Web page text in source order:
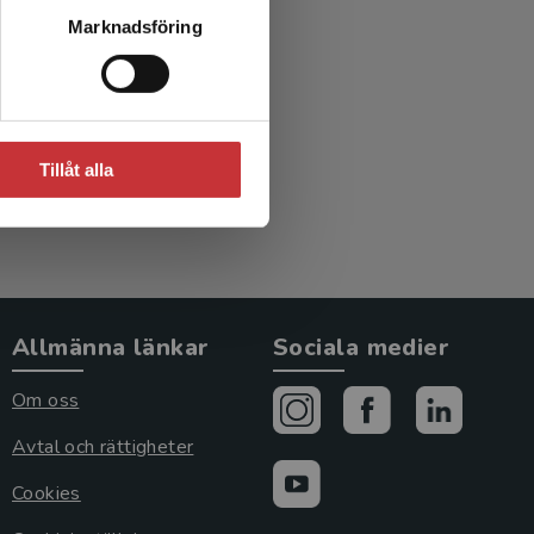
Marknadsföring
Tillåt alla
Allmänna länkar
Om oss
Avtal och rättigheter
Cookies
Sociala medier